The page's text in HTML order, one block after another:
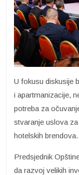
U fokusu diskusije
i apartmanizacije,
potreba za
stvaranje uslova
hotelskih brendova.
Predsjednik
da razvoj velikih